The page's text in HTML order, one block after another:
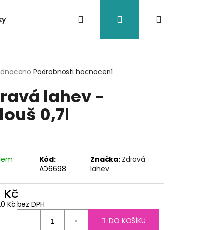
Doplňky Eko brčka
Přihlášení
Podrobnosti hodnocení
lahev -
0,7l
Kód:
AD6698
Značka: Zdravá
lahev
Kč
Kč bez DPH
DO KOŠÍKU
VESSEL BOULDER
LIGHTS